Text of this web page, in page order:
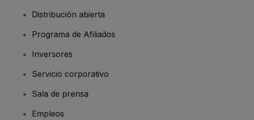
Distribución abierta
Programa de Afiliados
Inversores
Servicio corporativo
Sala de prensa
Empleos